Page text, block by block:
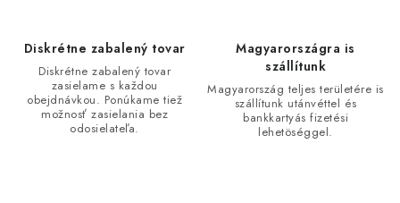
Diskrétne zabalený tovar
Diskrétne zabalený tovar
zasielame s každou
obejdnávkou. Ponúkame tiež
možnosť zasielania bez
odosielateľa.
Magyarországra is
szállítunk
Magyarország teljes területére is
szállítunk utánvéttel és
bankkartyás fizetési
lehetöséggel.